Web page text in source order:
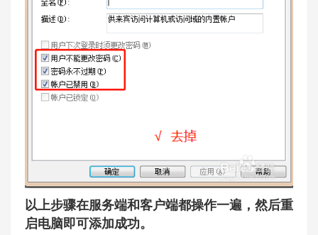
以上步骤在服务端和客户端都操作一遍，然后重
启电脑即可添加成功。